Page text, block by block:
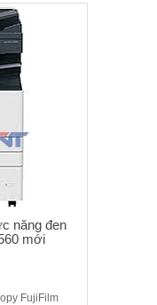
năng đen
mới
FujiFilm